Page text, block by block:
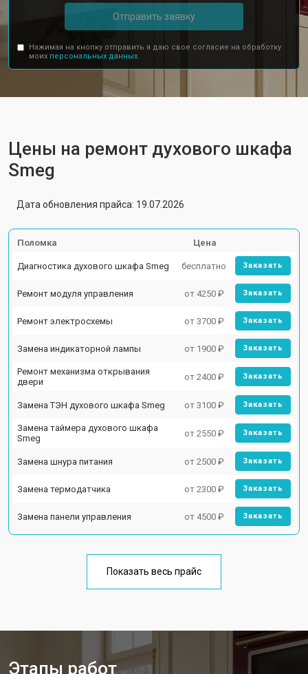
Отправить заявку
Нажимая на кнопку отправить я даю свое согласие на обработку
моих персональных данных.
Цены на ремонт духового шкафа
Smeg
Дата обновления прайса: 19.07.2026
Поломка Цена
Диагностика духового шкафа Smeg бесплатно Заказать
Ремонт модуля управления от 4250 ₽ Заказать
Ремонт электросхемы от 3700 ₽ Заказать
Замена индикаторной лампы от 1900 ₽ Заказать
Ремонт механизма открывания
двери
от 2400 ₽ Заказать
Замена ТЭН духового шкафа Smeg от 3100 ₽ Заказать
Замена таймера духового шкафа
Smeg
от 2550 ₽ Заказать
Замена шнура питания от 2500 ₽ Заказать
Замена термодатчика от 2300 ₽ Заказать
Замена панели управления от 4500 ₽ Заказать
Показать весь прайс
Этапы работ